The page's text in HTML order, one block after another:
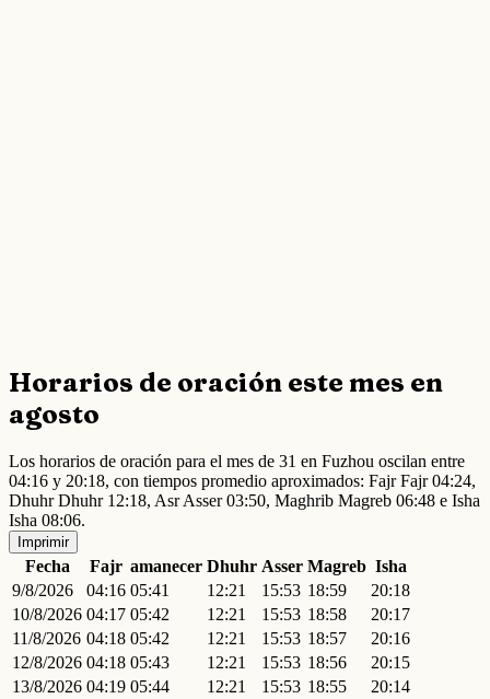
Horarios de oración este mes en
agosto
Los horarios de oración para el mes de 31 en Fuzhou oscilan entre
04:16 y 20:18, con tiempos promedio aproximados: Fajr Fajr 04:24,
Dhuhr Dhuhr 12:18, Asr Asser 03:50, Maghrib Magreb 06:48 e Isha
Isha 08:06.
Imprimir
Fecha Fajr amanecer Dhuhr Asser Magreb Isha
9/8/2026
04:16 05:41 12:21 15:53 18:59
20:18
10/8/2026 04:17 05:42 12:21 15:53 18:58
20:17
11/8/2026 04:18 05:42 12:21 15:53 18:57
20:16
12/8/2026 04:18 05:43 12:21 15:53 18:56
20:15
13/8/2026 04:19 05:44 12:21 15:53 18:55
20:14